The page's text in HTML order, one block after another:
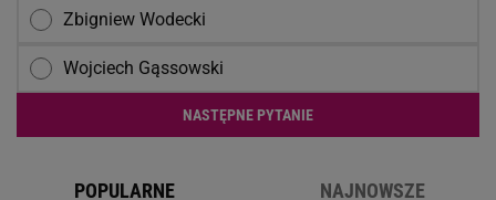
Zbigniew Wodecki
Wojciech Gąssowski
NASTĘPNE PYTANIE
POPULARNE NAJNOWSZE